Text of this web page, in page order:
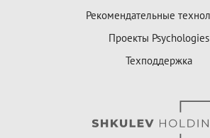
Рекомендательные
Проекты Psychologies
Техподдержка